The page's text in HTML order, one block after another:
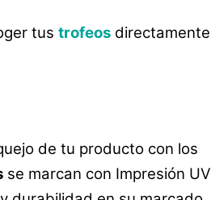
tus trofeos directamente
de tu producto con los
se marcan con Impresión UV